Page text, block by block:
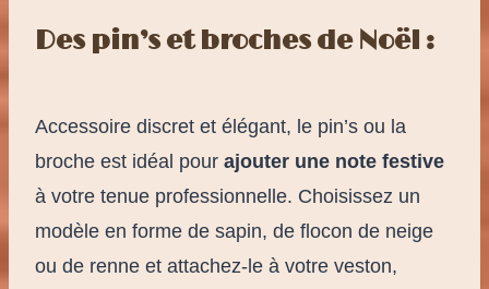
Des pin’s et broches de Noël :
Accessoire discret et élégant, le pin’s ou la
broche est idéal pour ajouter une note festive
à votre tenue professionnelle. Choisissez un
modèle en forme de sapin, de flocon de neige
ou de renne et attachez-le à votre veston,